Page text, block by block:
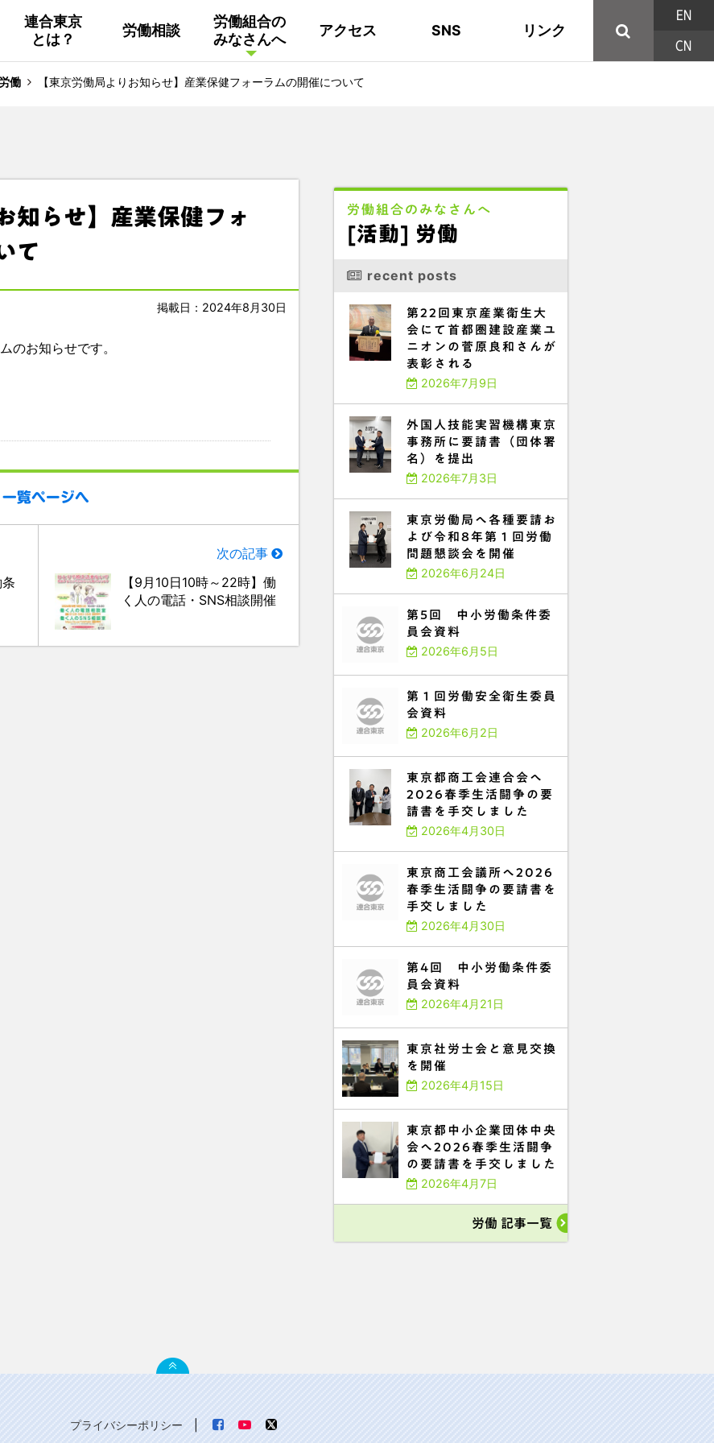
連合東京
とは？
組織概要 44の構成組織 主な取り組み
労働相談
労働組合の
みなさんへ
活動 地域活動 資料
東京NET ログイン
アクセス
連合東京 東部ブロック地協 西北ブロック
SNS
Facebook YouTube X/Twitter
リンク
EN
CN
働 【東京労働局よりお知らせ】産業保健フォーラムの開催について
知らせ】産業保健フォ
て
掲載日：2024年8月30日
のお知らせです。
一覧ページへ
次の記事
【9月10日10時～22時】働
く人の電話・SNS相談開催
労働組合のみなさんへ
[活動] 労働
recent posts
第22回東京産業衛生大
会にて首都圏建設産業ユ
ニオンの菅原良和さんが
表彰される
2026年7月9日
外国人技能実習機構東京
事務所に要請書（団体署
名）を提出
2026年7月3日
東京労働局へ各種要請お
よび令和8年第１回労働
問題懇談会を開催
2026年6月24日
第5回 中小労働条件委
員会資料
2026年6月5日
第１回労働安全衛生委員
会資料
2026年6月2日
東京都商工会連合会へ
2026春季生活闘争の要
請書を手交しました
2026年4月30日
東京商工会議所へ2026
春季生活闘争の要請書を
手交しました
2026年4月30日
第4回 中小労働条件委
員会資料
2026年4月21日
東京社労士会と意見交換
を開催
2026年4月15日
東京都中小企業団体中央
会へ2026春季生活闘争
の要請書を手交しました
2026年4月7日
労働 記事一覧
プライバシーポリシー